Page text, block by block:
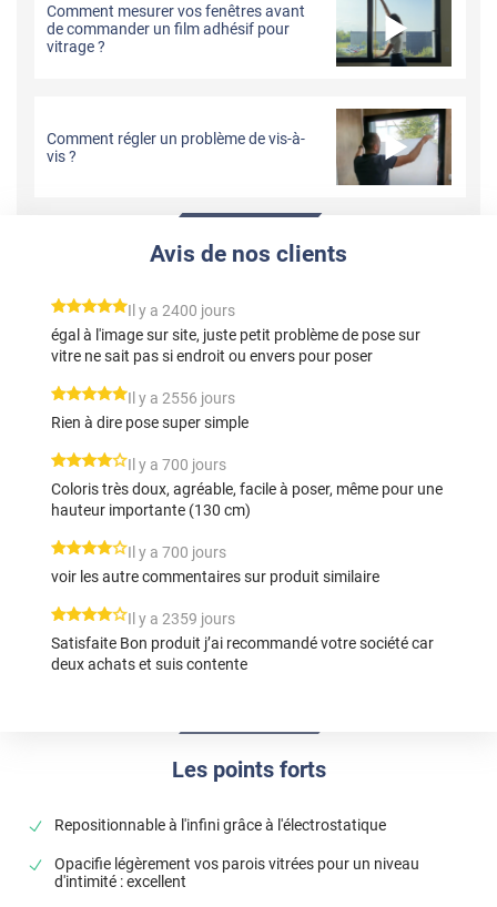
Comment mesurer vos fenêtres avant
de commander un film adhésif pour
vitrage ?
Comment régler un problème de vis-à-
vis ?
Les points forts
Repositionnable à l'infini grâce à l'électrostatique
Opacifie légèrement vos parois vitrées pour un niveau
d'intimité : excellent
Avis de nos clients
*****
Il y a 2400 jours
égal à l'image sur site, juste petit problème de pose sur
vitre ne sait pas si endroit ou envers pour poser
*****
Il y a 2556 jours
Rien à dire pose super simple
*****Il y a 700 jours
Coloris très doux, agréable, facile à poser, même pour une
hauteur importante (130 cm)
*****Il y a 700 jours
voir les autre commentaires sur produit similaire
*****Il y a 2359 jours
Satisfaite Bon produit j’ai recommandé votre société car
deux achats et suis contente